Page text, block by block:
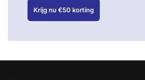
Krijg nu €50 korting